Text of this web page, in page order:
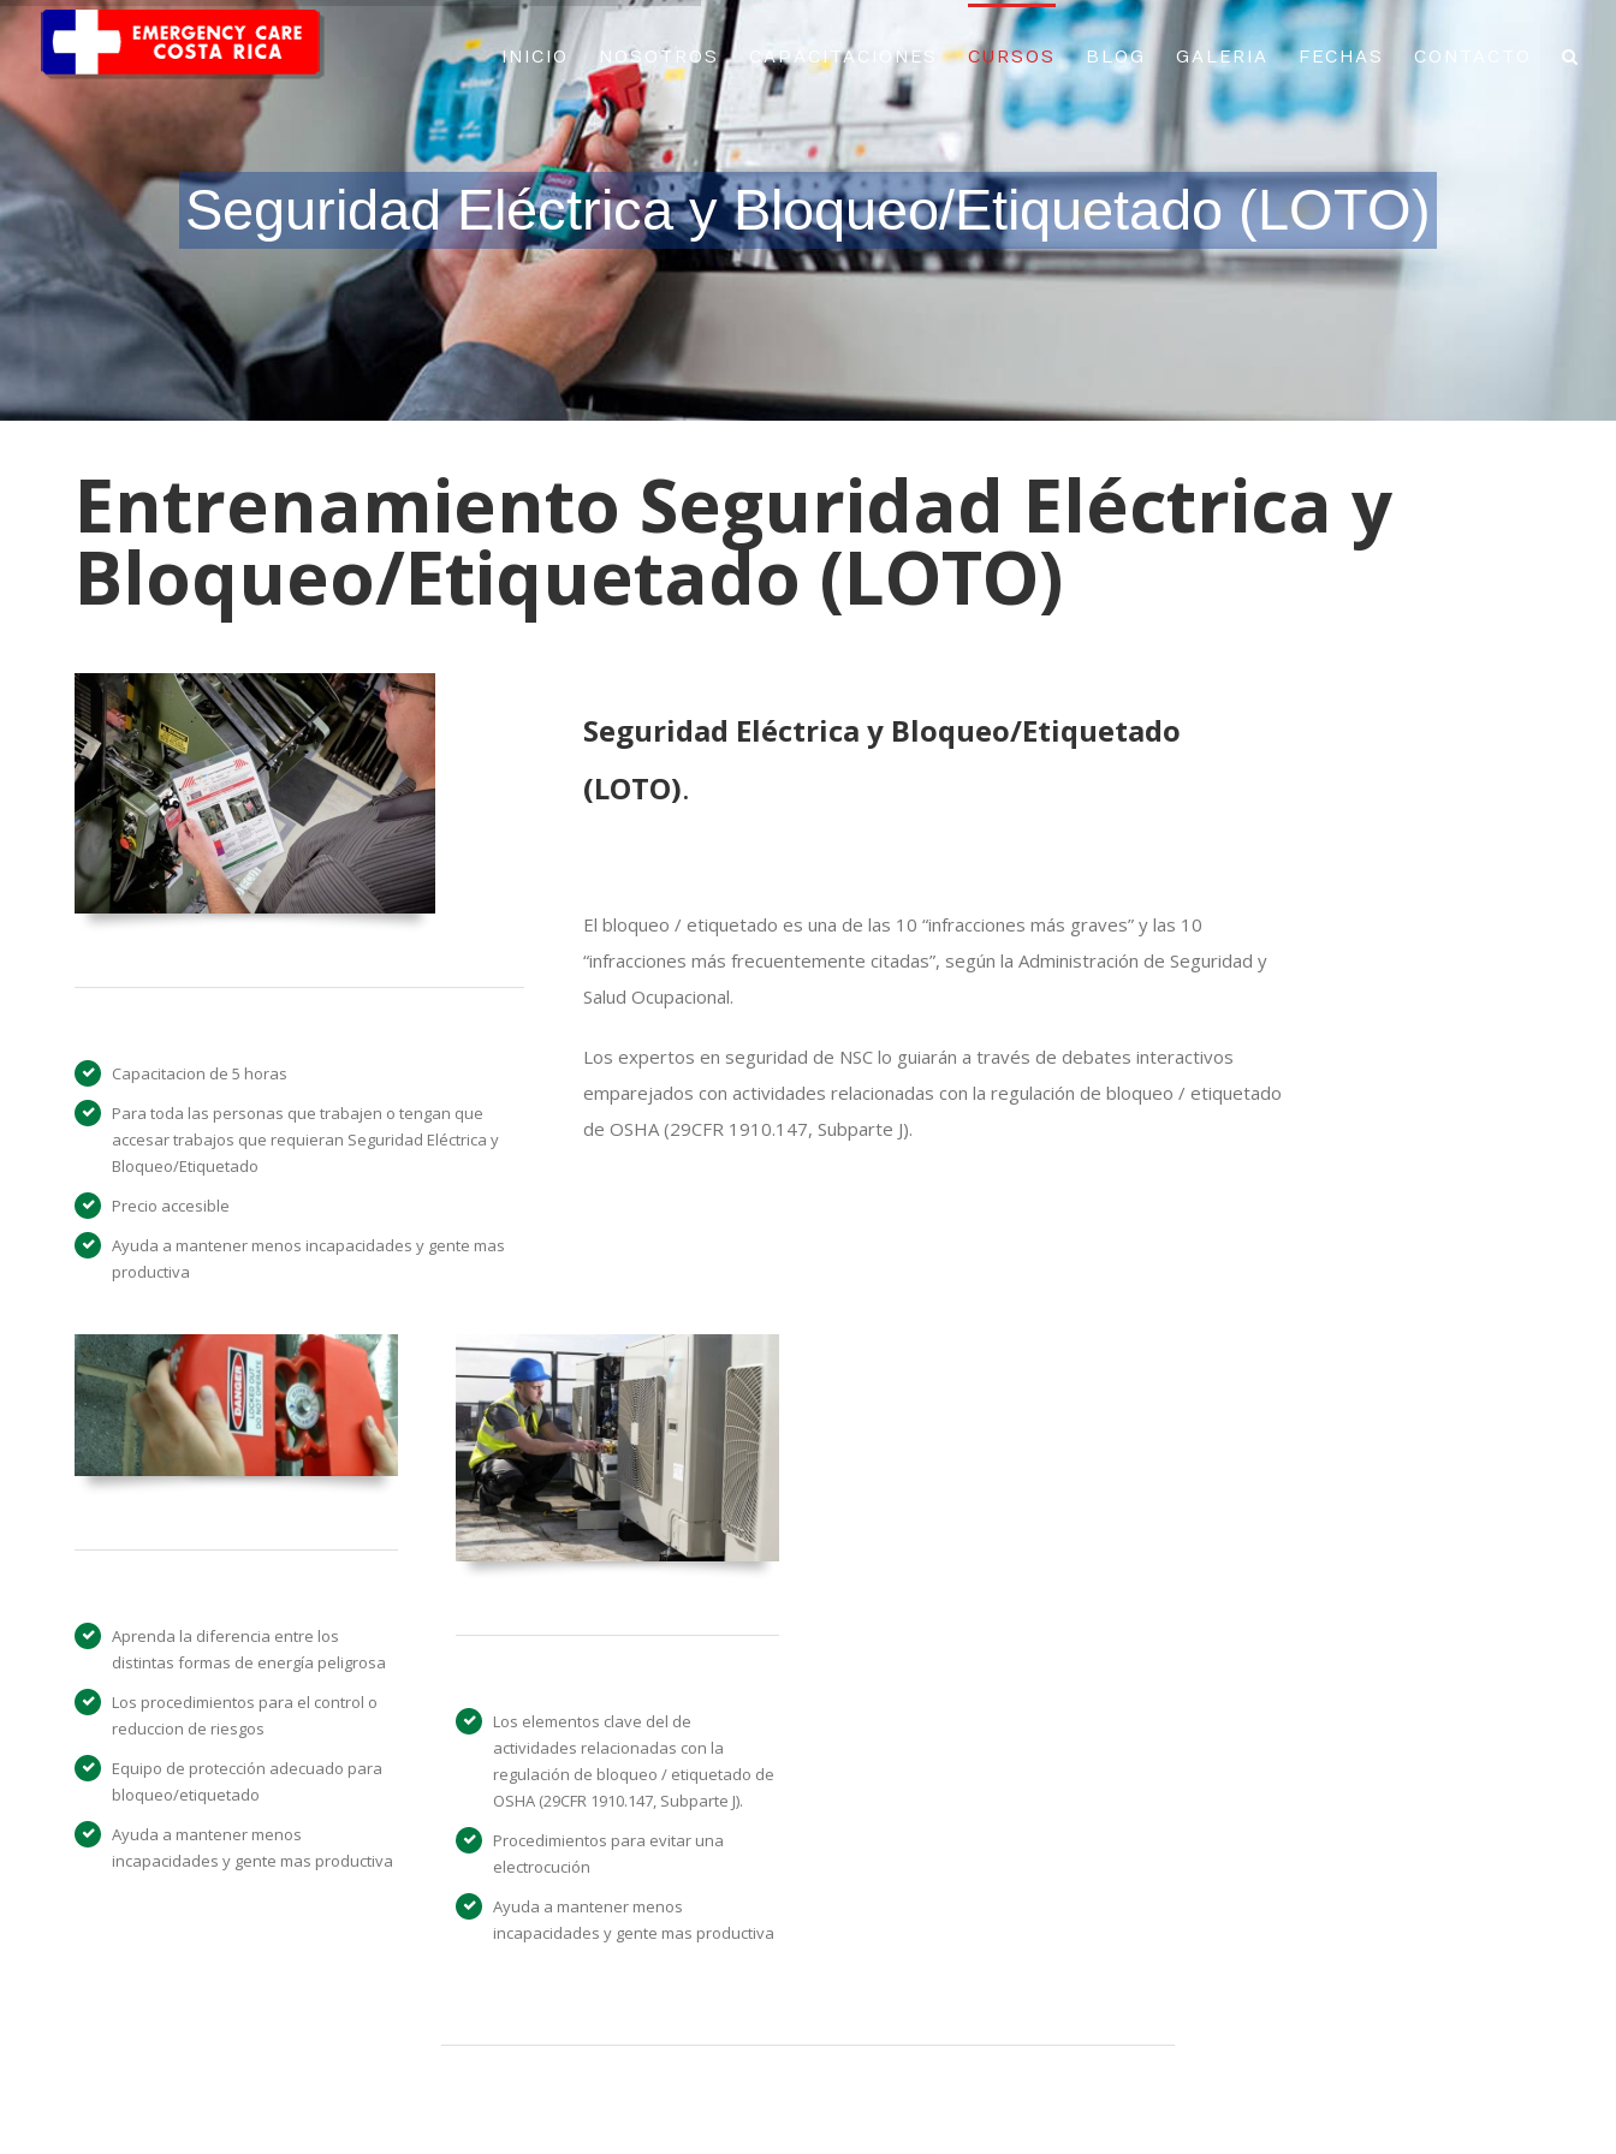
INICIO NOSOTROS CAPACITACIONES CURSOS BLOG GALERIA FECHAS CONTACTO
Seguridad Eléctrica y Bloqueo/Etiquetado (LOTO)
Entrenamiento Seguridad Eléctrica y
Bloqueo/Etiquetado (LOTO)
Capacitacion de 5 horas
Para toda las personas que trabajen o tengan que
accesar trabajos que requieran Seguridad Eléctrica y
Bloqueo/Etiquetado
Precio accesible
Ayuda a mantener menos incapacidades y gente mas
productiva
Seguridad Eléctrica y Bloqueo/Etiquetado
(LOTO).
El bloqueo / etiquetado es una de las 10 “infracciones más graves” y las 10
“infracciones más frecuentemente citadas”, según la Administración de Seguridad y
Salud Ocupacional.
Los expertos en seguridad de NSC lo guiarán a través de debates interactivos
emparejados con actividades relacionadas con la regulación de bloqueo / etiquetado
de OSHA (29CFR 1910.147, Subparte J).
Aprenda la diferencia entre los
distintas formas de energía peligrosa
Los procedimientos para el control o
reduccion de riesgos
Equipo de protección adecuado para
bloqueo/etiquetado
Ayuda a mantener menos
incapacidades y gente mas productiva
Los elementos clave del de
actividades relacionadas con la
regulación de bloqueo / etiquetado de
OSHA (29CFR 1910.147, Subparte J).
Procedimientos para evitar una
electrocución
Ayuda a mantener menos
incapacidades y gente mas productiva